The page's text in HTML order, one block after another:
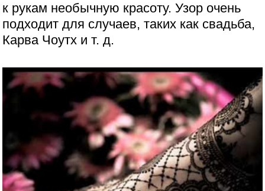
к рукам необычную красоту. Узор очень
подходит для случаев, таких как свадьба,
Карва Чоутх и т. д.